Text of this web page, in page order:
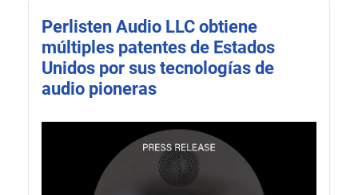
Perlisten Audio LLC obtiene
múltiples patentes de Estados
Unidos por sus tecnologías de
audio pioneras